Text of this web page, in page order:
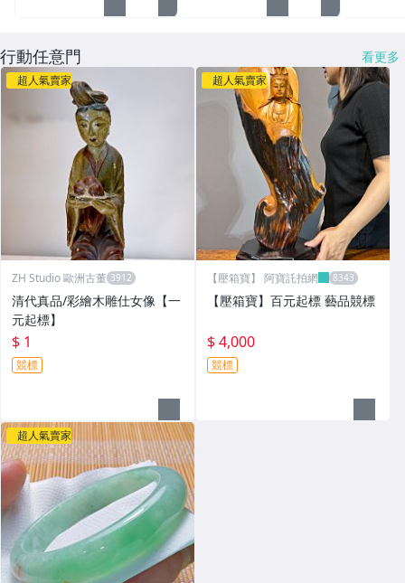
行動任意門 看更多
超人氣賣家
ZH Studio 歐洲古董
清代真品/彩繪木雕仕女像【一
元起標】
$ 1
競標
超人氣賣家
【壓箱寶】 阿寶託拍網
【壓箱寶】百元起標 藝品競標
$ 4,000
競標
超人氣賣家